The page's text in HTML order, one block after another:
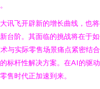
讯飞开辟新的增长曲线，也
台阶。其面临的挑战将在于
与实际零售场景痛点紧密结
标杆性解决方案。在AI的驱动
售时代正加速到来。